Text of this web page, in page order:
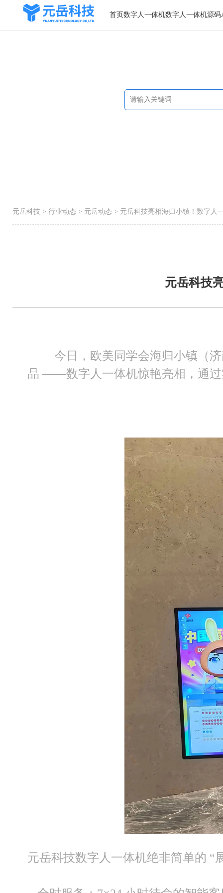
首页数字人一体机数字人一体机源码
元岳科技 > 行业动态 > 元岳动态 > 元岳科技亮相海归小镇！数字人
元岳科技
今日，欧美同学会海归小镇（济
品 ——数字人一体机惊艳亮相，通过
元岳科技数字人一体机绝非简单的 “